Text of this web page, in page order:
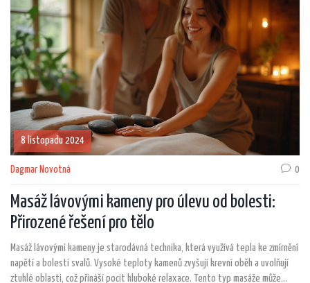
pomoci vám zvládat stresové situace.
8 listopadu 2024
Dagmar Novotná 0
Masáž lávovými kameny pro úlevu od bolesti:
Přirozené řešení pro tělo
Masáž lávovými kameny je starodávná technika, která využívá tepla ke zmírnění
napětí a bolesti svalů. Vysoké teploty kamenů zvyšují krevní oběh a uvolňují
ztuhlé oblasti, což přináší pocit hluboké relaxace. Tento typ masáže může